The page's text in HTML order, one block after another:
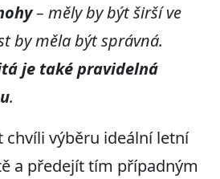
– měly by být širší ve
by měla být správná.
je také pravidelná
.
chvíli výběru ideální letní
a předejít tím případným